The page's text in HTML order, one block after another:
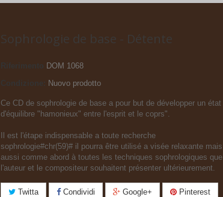
Sophrologie de base - Détente
Riferimento
DOM 1068
Nuovo prodotto
Ce CD de sophrologie de base a pour but de développer un état
d'équilibre "hamonieux" entre l'esprit et le coprs".
Il est l'étape indispensable a toute recherche
sophrologie#chr(59)# il pourra être utilisé a visée relaxante mais
aussi comme abord à toutes les techniques sophrologiques que
l'auteur et le compositeur souhaitent présenter ultérieurement.
Twitta Condividi Google+ Pinterest